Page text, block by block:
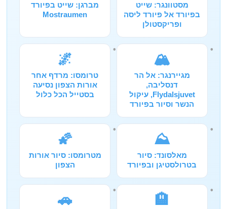
מסטוונגר: שייט
בפיורד אל פיורד ליסה
ופריקסטולן
מברגן: שייט בפיורד
Mostraumen
🏔️
מגיירנגר: אל הר
דנסליבה,
Flydalsjuvet, עיקול
הנשר וסיור בפיורד
🌌
טרומסו: מרדף אחר
אורות הצפון נסיעה
בסטייל הכל כלול
⛰️
מאלסונד: סיור
בטרולסטיגן ובפיורד
🌠
מטרומסו: סיור אורות
הצפון
🏨
🚗